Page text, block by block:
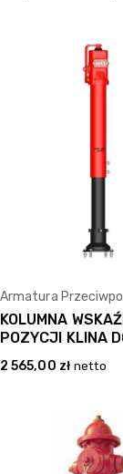
Armatura
KOLUMNA
POZYCJI KLINA
2 565,00 zł netto